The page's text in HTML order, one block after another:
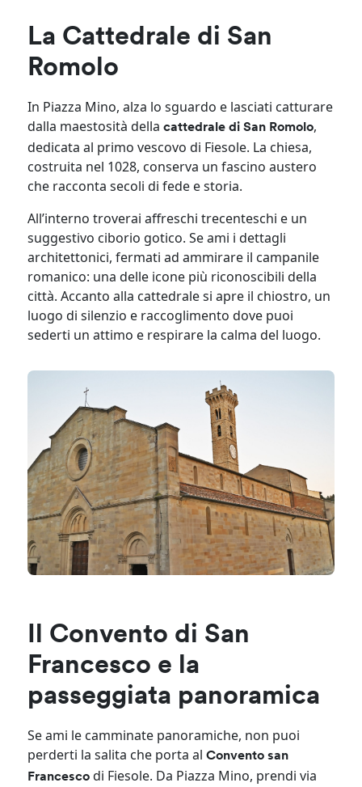
La Cattedrale di San
Romolo
In Piazza Mino, alza lo sguardo e lasciati catturare
dalla maestosità dellacattedrale di San Romolo,
dedicata al primo vescovo di Fiesole. La chiesa,
costruita nel 1028, conserva un fascino austero
che racconta secoli di fede e storia.
All’interno troverai affreschi trecenteschi e un
suggestivo ciborio gotico. Se ami i dettagli
architettonici, fermati ad ammirare il campanile
romanico: una delle icone più riconoscibili della
città. Accanto alla cattedrale si apre il chiostro, un
luogo di silenzio e raccoglimento dove puoi
sederti un attimo e respirare la calma del luogo.
Il Convento di San
Francesco e la
passeggiata panoramica
Se ami le camminate panoramiche, non puoi
perderti la salita che porta alConvento san
Francesco di Fiesole. Da Piazza Mino, prendi via